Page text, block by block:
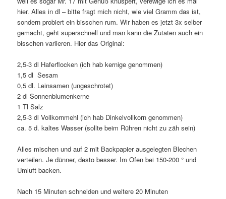
hier. Alles in dl – bitte fragt mich nicht, wie viel Gramm das ist,
sondern probiert ein bisschen rum. Wir haben es jetzt 3x selber
gemacht, geht superschnell und man kann die Zutaten auch ein
bisschen variieren. Hier das Original:
2,5-3 dl Haferflocken (ich hab kernige genommen)
1,5 dl Sesam
0,5 dl. Leinsamen (ungeschrotet)
2 dl Sonnenblumenkerne
1 Tl Salz
2,5-3 dl Vollkornmehl (ich hab Dinkelvollkorn genommen)
ca. 5 d. kaltes Wasser (sollte beim Rühren nicht zu zäh sein)
Alles mischen und auf 2 mit Backpapier ausgelegten Blechen
verteilen. Je dünner, desto besser. Im Ofen bei 150-200 ° und
Umluft backen.
Nach 15 Minuten schneiden und weitere 20 Minuten